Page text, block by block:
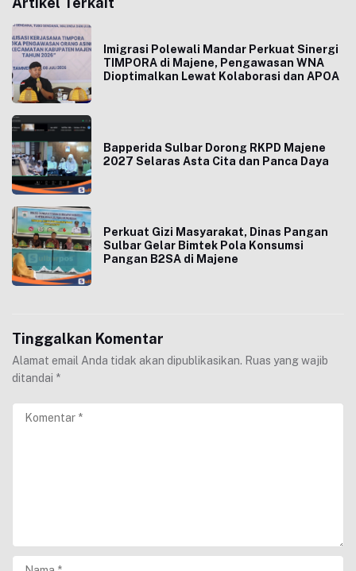
Imigrasi Polewali Mandar Perkuat Sinergi
TIMPORA di Majene, Pengawasan WNA
Dioptimalkan Lewat Kolaborasi dan APOA
Bapperida Sulbar Dorong RKPD Majene
2027 Selaras Asta Cita dan Panca Daya
Perkuat Gizi Masyarakat, Dinas Pangan
Sulbar Gelar Bimtek Pola Konsumsi
Pangan B2SA di Majene
Tinggalkan Komentar
Alamat email Anda tidak akan dipublikasikan. Ruas yang wajib
ditandai *